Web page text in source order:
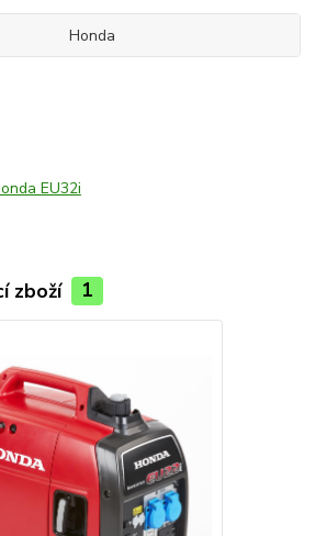
Honda
EU32i
zboží 1